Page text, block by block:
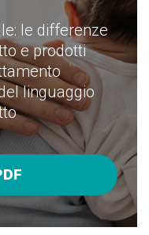
le differenze
e prodotti
linguaggio